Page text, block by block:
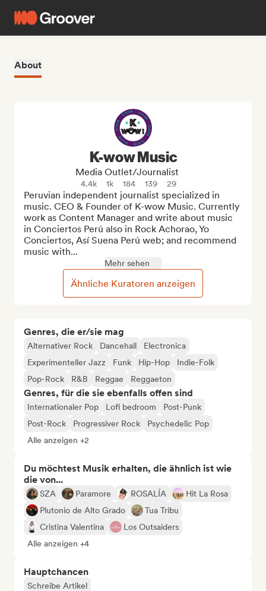
About
Genres, die er/sie mag
Alternativer Rock Dancehall
Electronica
Experimenteller Jazz
Funk Hip-Hop
Indie-Folk
Pop-Rock
R&B Reggae Reggaeton
Genres, für die sie ebenfalls offen sind
Internationaler Pop Lofi bedroom
Post-Punk
Post-Rock
Progressiver Rock
Psychedelic Pop
Alle anzeigen +2
Du möchtest Musik erhalten, die ähnlich ist wie
die von...
SZA Paramore ROSALÍA
Hit La Rosa
Plutonio de Alto Grado
Tua Tribu
Cristina Valentina
Los Outsaiders
Alle anzeigen +4
Hauptchancen
Schreibe Artikel
K-wow Music
Media Outlet/Journalist
4.4k 1k 184 139 29
Peruvian independent journalist specialized in
music. CEO & Founder of K-wow Music. Currently
work as Content Manager and write about music
in Conciertos Perú also in Rock Achorao, Yo
Conciertos, Así Suena Perú web; and recommend
music with...
Mehr sehen
Ähnliche Kuratoren anzeigen